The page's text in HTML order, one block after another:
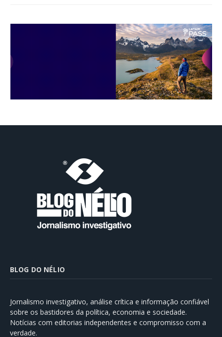
BLOG DO NÉLIO
Jornalismo investigativo, análise crítica e informação confiável
sobre os bastidores da política, economia e sociedade.
Notícias com editorias independentes e compromisso com a
verdade.